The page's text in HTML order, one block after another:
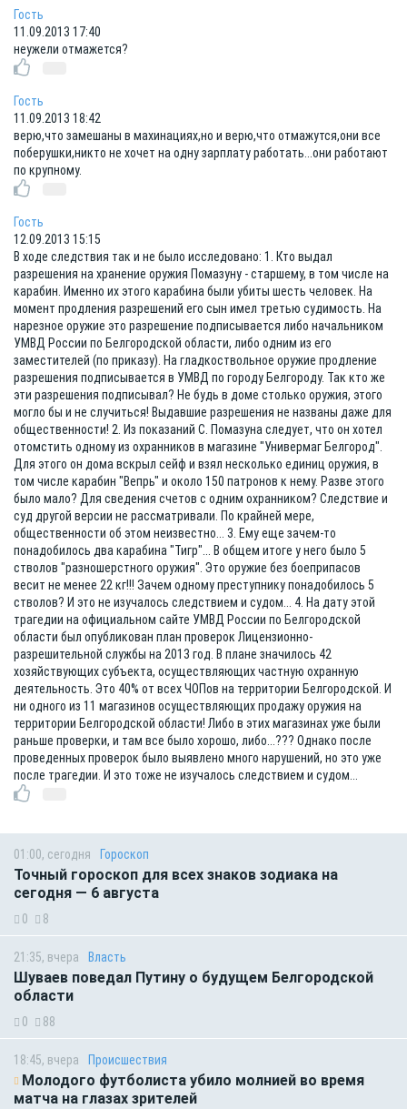
Гость
11.09.2013 17:40
неужели отмажется?
Гость
11.09.2013 18:42
верю,что замешаны в махинациях,но и верю,что отмажутся,они все
поберушки,никто не хочет на одну зарплату работать...они работают
по крупному.
Гость
12.09.2013 15:15
В ходе следствия так и не было исследовано: 1. Кто выдал
разрешения на хранение оружия Помазуну - старшему, в том числе на
карабин. Именно их этого карабина были убиты шесть человек. На
момент продления разрешений его сын имел третью судимость. На
нарезное оружие это разрешение подписывается либо начальником
УМВД России по Белгородской области, либо одним из его
заместителей (по приказу). На гладкоствольное оружие продление
разрешения подписывается в УМВД по городу Белгороду. Так кто же
эти разрешения подписывал? Не будь в доме столько оружия, этого
могло бы и не случиться! Выдавшие разрешения не названы даже для
общественности! 2. Из показаний С. Помазуна следует, что он хотел
отомстить одному из охранников в магазине "Универмаг Белгород".
Для этого он дома вскрыл сейф и взял несколько единиц оружия, в
том числе карабин "Вепрь" и около 150 патронов к нему. Разве этого
было мало? Для сведения счетов с одним охранником? Следствие и
суд другой версии не рассматривали. По крайней мере,
общественности об этом неизвестно... 3. Ему еще зачем-то
понадобилось два карабина "Тигр"... В общем итоге у него было 5
стволов "разношерстного оружия". Это оружие без боеприпасов
весит не менее 22 кг!!! Зачем одному преступнику понадобилось 5
стволов? И это не изучалось следствием и судом... 4. На дату этой
трагедии на официальном сайте УМВД России по Белгородской
области был опубликован план проверок Лицензионно-
разрешительной службы на 2013 год. В плане значилось 42
хозяйствующих субъекта, осуществляющих частную охранную
деятельность. Это 40% от всех ЧОПов на территории Белгородской. И
ни одного из 11 магазинов осуществляющих продажу оружия на
территории Белгородской области! Либо в этих магазинах уже были
раньше проверки, и там все было хорошо, либо...??? Однако после
проведенных проверок было выявлено много нарушений, но это уже
после трагедии. И это тоже не изучалось следствием и судом...
01:00, сегодня Гороскоп
Точный гороскоп для всех знаков зодиака на
сегодня — 6 августа
0 8
21:35, вчера Власть
Шуваев поведал Путину о будущем Белгородской
области
0 88
18:45, вчера Происшествия
Молодого футболиста убило молнией во время
матча на глазах зрителей